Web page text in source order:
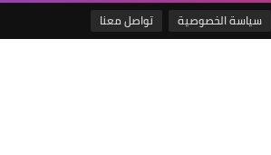
سياسة الخصوصية تواصل معنا